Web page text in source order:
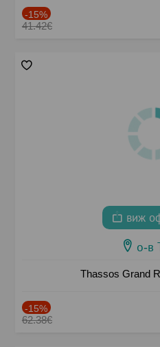
-15%
41.42€
виж
о-в
Thassos Grand
-15%
62.38€